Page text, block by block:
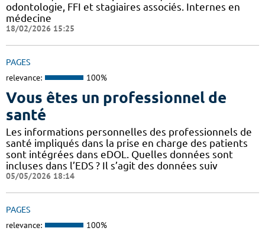
odontologie, FFI et stagiaires associés. Internes en
médecine
18/02/2026 15:25
PAGES
relevance: 100%
Vous êtes un professionnel de
santé
Les informations personnelles des professionnels de
santé impliqués dans la prise en charge des patients
sont intégrées dans eDOL. Quelles données sont
incluses dans l’EDS ? Il s’agit des données suiv
05/05/2026 18:14
PAGES
relevance: 100%